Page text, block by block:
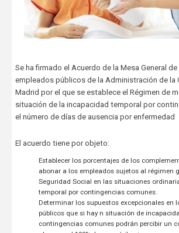
Se ha firmado el Acuerdo de la Mesa General
empleados públicos de la Administración de la
Madrid por el que se establece el Régimen de
situación de la incapacidad temporal por
el número de días de ausencia por enfermedad
El acuerdo tiene por objeto:
Establecer los porcentajes de los
abonar a los empleados sujetos al régimen
Seguridad Social en las situaciones
temporal por contingencias comunes.
Determinar los supuestos excepcionales en
públicos que si hay n situación de
contingencias comunes podrán percibir un